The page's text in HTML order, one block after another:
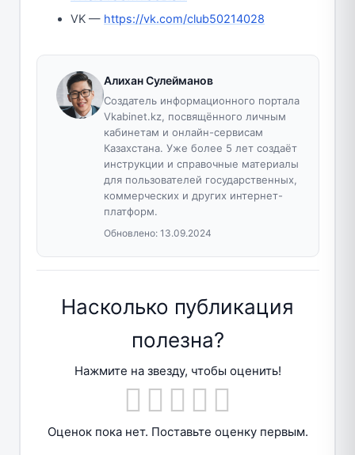
VK — https://vk.com/club50214028
Алихан Сулейманов
Создатель информационного портала
Vkabinet.kz, посвящённого личным
кабинетам и онлайн-сервисам
Казахстана. Уже более 5 лет создаёт
инструкции и справочные материалы
для пользователей государственных,
коммерческих и других интернет-
платформ.
Обновлено: 13.09.2024
Насколько публикация
полезна?
Нажмите на звезду, чтобы оценить!
Оценок пока нет. Поставьте оценку первым.